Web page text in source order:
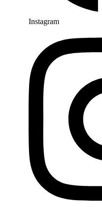
Instagram